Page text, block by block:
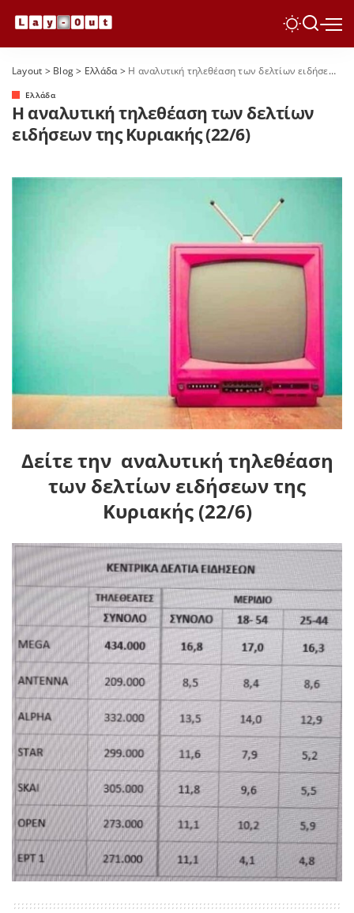
Layout > Blog> Ελλάδα> Η αναλυτική τηλεθέαση των δελτίων ειδήσεων της Κυριακής (22/6)
Ελλάδα
Η αναλυτική τηλεθέαση των δελτίων
ειδήσεων της Κυριακής (22/6)
Δείτε την αναλυτική τηλεθέαση
των δελτίων ειδήσεων της
Κυριακής (22/6)